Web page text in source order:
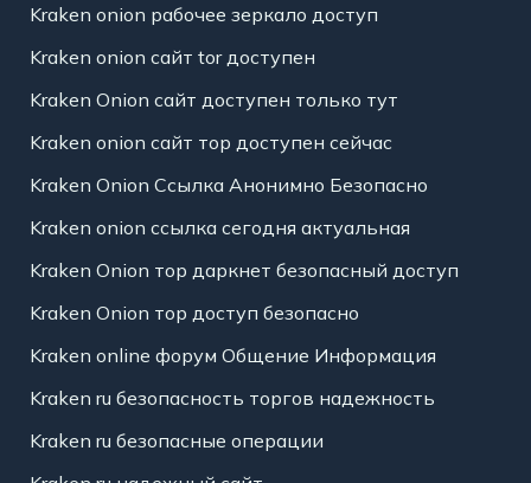
Kraken onion рабочее зеркало доступ
Kraken onion сайт tor доступен
Kraken Onion сайт доступен только тут
Kraken onion сайт тор доступен сейчас
Kraken Onion Ссылка Анонимно Безопасно
Kraken onion ссылка сегодня актуальная
Kraken Onion тор даркнет безопасный доступ
Kraken Onion тор доступ безопасно
Kraken online форум Общение Информация
Kraken ru безопасность торгов надежность
Kraken ru безопасные операции